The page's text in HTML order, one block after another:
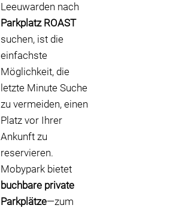
Leeuwarden nach
Parkplatz ROAST
suchen, ist die
einfachste
Möglichkeit, die
letzte Minute Suche
zu vermeiden, einen
Platz vor Ihrer
Ankunft zu
reservieren.
Mobypark bietet
buchbare private
Parkplätze—zum